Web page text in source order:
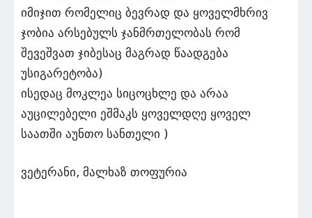
იმიჯით რომელიც ბევრად და ყოველმხრივ
ჯობია არსებულს ჯანმრთელობას რომ
შევეშვათ ჯიბესაც მაგრად წაადგება
უსიგარეტობა)
ისედაც მოკლეა სიცოცხლე და არაა
აუცილებელი ეშმაკს ყოველდღე ყოველ
საათში აუნთო სანთელი )
ვეტერანი, მალხაზ თოფურია